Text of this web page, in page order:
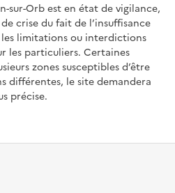
sur-Orb est en état de vigilance,
crise du fait de l’insuffisance
les limitations ou interdictions
les particuliers. Certaines
zones susceptibles d’être
différentes, le site demandera
précise.